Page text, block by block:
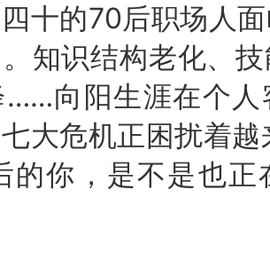
十的70后职场人
知识结构老化、技
向阳生涯在个人
大危机正困扰着
的你，是不是也正